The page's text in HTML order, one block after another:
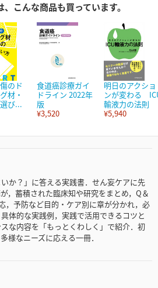
こんな商品も買っています。
のド
材・
び...
食道癌診療ガイ
ドライン 2022年
版
¥3,520
明日のアクショ
ンが変わる
輸液力の法則
¥5,940
か？」に答える実践書．せん妄ケアに先
，蓄積された臨床知や研究をまとめ，Q＆
，予防など目的・ケア別に章が分かれ，必
体的な実践例，実践で活用できるコツと
な内容を「もっとくわしく」で紹介．初
様なニーズに応える一冊．